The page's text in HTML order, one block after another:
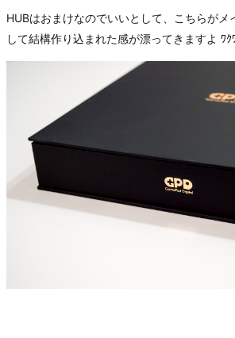
HUBはおまけなのでいいとして、こちらがメ
して結構作り込まれた感が漂ってきますよ ﾜｸ